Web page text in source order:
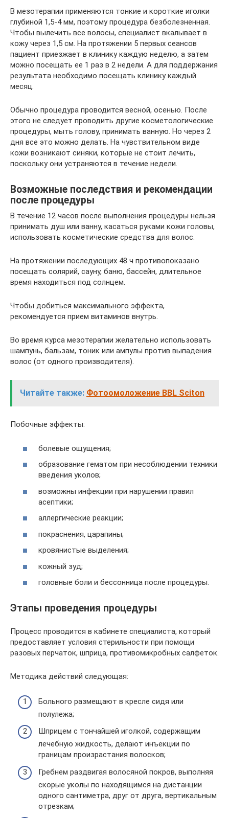
В мезотерапии применяются тонкие и короткие иголки
глубиной 1,5-4 мм, поэтому процедура безболезненная.
Чтобы вылечить все волосы, специалист вкалывает в
кожу через 1,5 см. На протяжении 5 первых сеансов
пациент приезжает в клинику каждую неделю, а затем
можно посещать ее 1 раз в 2 недели. А для поддержания
результата необходимо посещать клинику каждый
месяц.
Обычно процедура проводится весной, осенью. После
этого не следует проводить другие косметологические
процедуры, мыть голову, принимать ванную. Но через 2
дня все это можно делать. На чувствительном виде
кожи возникают синяки, которые не стоит лечить,
поскольку они устраняются в течение недели.
Возможные последствия и рекомендации
после процедуры
В течение 12 часов после выполнения процедуры нельзя
принимать душ или ванну, касаться руками кожи головы,
использовать косметические средства для волос.
На протяжении последующих 48 ч противопоказано
посещать солярий, сауну, баню, бассейн, длительное
время находиться под солнцем.
Чтобы добиться максимального эффекта,
рекомендуется прием витаминов внутрь.
Во время курса мезотерапии желательно использовать
шампунь, бальзам, тоник или ампулы против выпадения
волос (от одного производителя).
Читайте также: Фотоомоложение BBL Sciton
Побочные эффекты:
болевые ощущения;
образование гематом при несоблюдении техники
введения уколов;
возможны инфекции при нарушении правил
асептики;
аллергические реакции;
покраснения, царапины;
кровянистые выделения;
кожный зуд;
головные боли и бессонница после процедуры.
Этапы проведения процедуры
Процесс проводится в кабинете специалиста, который
предоставляет условия стерильности при помощи
разовых перчаток, шприца, противомикробных салфеток.
Методика действий следующая:
Больного размещают в кресле сидя или
полулежа;
Шприцем с тончайшей иголкой, содержащим
лечебную жидкость, делают инъекции по
границам произрастания волосков;
Гребнем раздвигая волосяной покров, выполняя
скорые уколы по находящимся на дистанции
одного сантиметра, друг от друга, вертикальным
отрезкам;